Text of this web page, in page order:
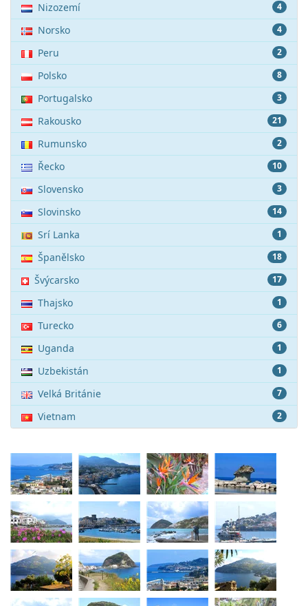
4
Nizozemí
4
Norsko
2
Peru
8
Polsko
3
Portugalsko
21
Rakousko
2
Rumunsko
10
Řecko
3
Slovensko
14
Slovinsko
1
Srí Lanka
18
Španělsko
17
Švýcarsko
1
Thajsko
6
Turecko
1
Uganda
1
Uzbekistán
7
Velká Británie
2
Vietnam